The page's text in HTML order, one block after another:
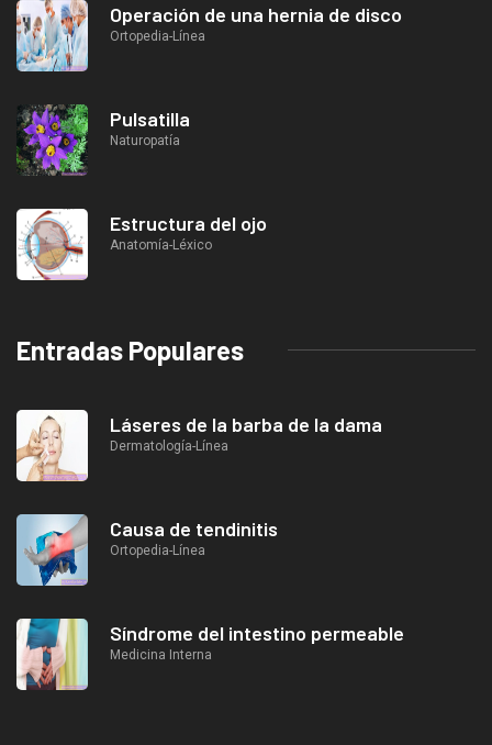
Operación de una hernia de disco
Ortopedia-Línea
Pulsatilla
Naturopatía
Estructura del ojo
Anatomía-Léxico
Entradas Populares
Láseres de la barba de la dama
Dermatología-Línea
Causa de tendinitis
Ortopedia-Línea
Síndrome del intestino permeable
Medicina Interna